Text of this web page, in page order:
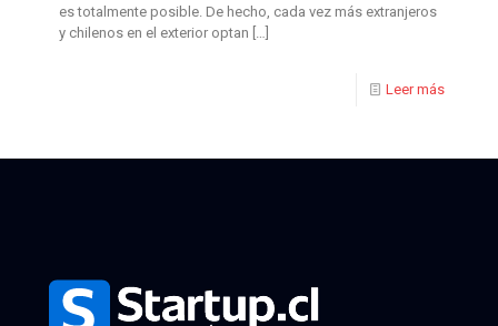
es totalmente posible. De hecho, cada vez más extranjeros
y chilenos en el exterior optan […]
Leer más